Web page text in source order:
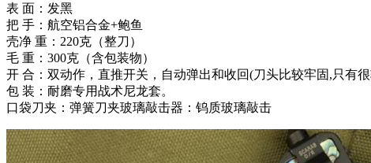
表 面：发黑
把 手：航空铝合金+鲍鱼
壳净 重：220克（整刀）
毛 重：300克（含包装物）
开 合：双动作，直推开关，自动弹出和收回(刀头比较牢固,只有
包 装：耐磨专用战术尼龙套。
口袋刀夹：弹簧刀夹玻璃敲击器：钨质玻璃敲击